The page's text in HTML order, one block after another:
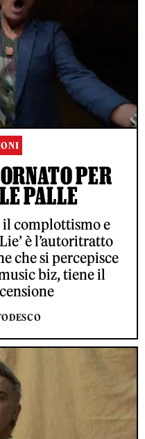
PER
PALLE
il complottismo e
è l’autoritratto
che si percepisce
biz, tiene il